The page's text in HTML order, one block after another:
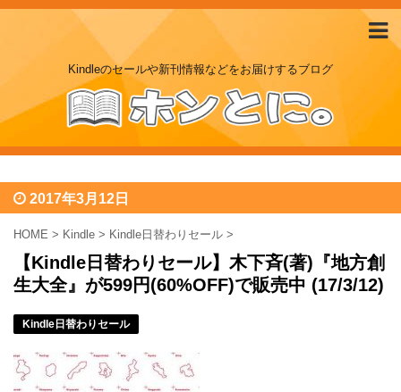
Kindleのセールや新刊情報などをお届けするブログ
2017年3月12日
HOME > Kindle > Kindle日替わりセール >
【Kindle日替わりセール】木下斉(著)『地方創
生大全』が599円(60%OFF)で販売中 (17/3/12)
Kindle日替わりセール